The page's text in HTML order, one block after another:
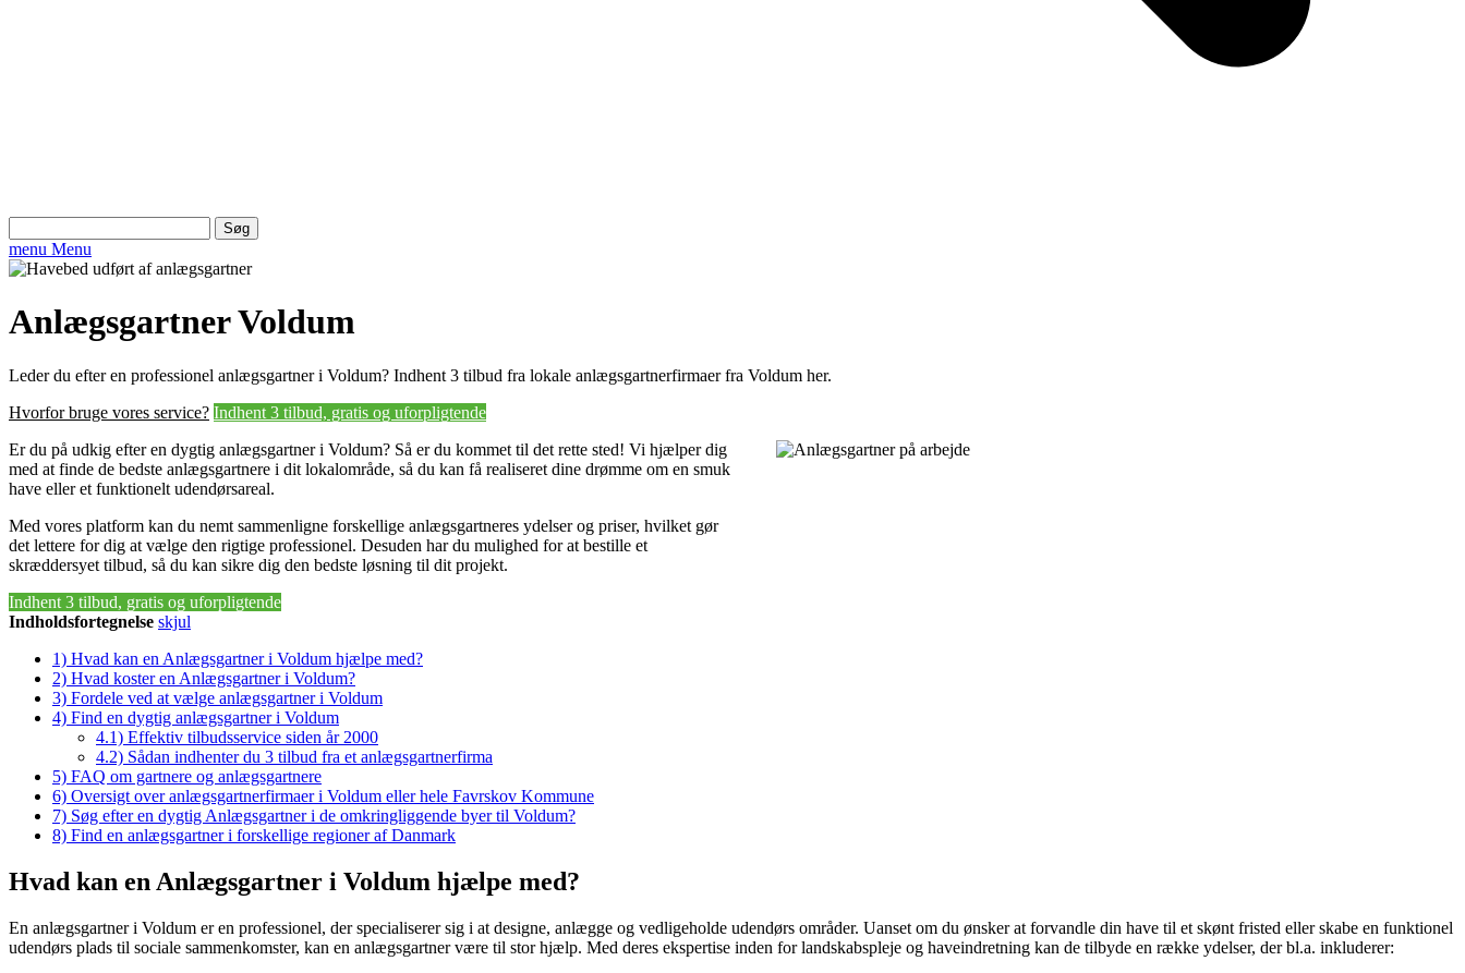
efter:
menu Menu
Anlægsgartner Voldum
Leder du efter en professionel anlægsgartner i Voldum? Indhent 3 tilbud fra lokale anlægsgartnerfirmaer fra Voldum her.
Hvorfor bruge vores service? Indhent 3 tilbud, gratis og uforpligtende
Er du på udkig efter en dygtig anlægsgartner i Voldum? Så er du kommet til det rette sted! Vi hjælper dig
med at finde de bedste anlægsgartnere i dit lokalområde, så du kan få realiseret dine drømme om en smuk
have eller et funktionelt udendørsareal.
Med vores platform kan du nemt sammenligne forskellige anlægsgartneres ydelser og priser, hvilket gør
det lettere for dig at vælge den rigtige professionel. Desuden har du mulighed for at bestille et
skræddersyet tilbud, så du kan sikre dig den bedste løsning til dit projekt.
Indhent 3 tilbud, gratis og uforpligtende
Indholdsfortegnelse skjul
1) Hvad kan en Anlægsgartner i Voldum hjælpe med?
2) Hvad koster en Anlægsgartner i Voldum?
3) Fordele ved at vælge anlægsgartner i Voldum
4) Find en dygtig anlægsgartner i Voldum
4.1) Effektiv tilbudsservice siden år 2000
4.2) Sådan indhenter du 3 tilbud fra et anlægsgartnerfirma
5) FAQ om gartnere og anlægsgartnere
6) Oversigt over anlægsgartnerfirmaer i Voldum eller hele Favrskov Kommune
7) Søg efter en dygtig Anlægsgartner i de omkringliggende byer til Voldum?
8) Find en anlægsgartner i forskellige regioner af Danmark
Hvad kan en Anlægsgartner i Voldum hjælpe med?
En anlægsgartner i Voldum er en professionel, der specialiserer sig i at designe, anlægge og vedligeholde udendørs områder. Uanset om du ønsker at forvandle din have til et skønt fristed eller skabe en funktionel
udendørs plads til sociale sammenkomster, kan en anlægsgartner være til stor hjælp. Med deres ekspertise inden for landskabspleje og haveindretning kan de tilbyde en række ydelser, der bl.a. inkluderer: